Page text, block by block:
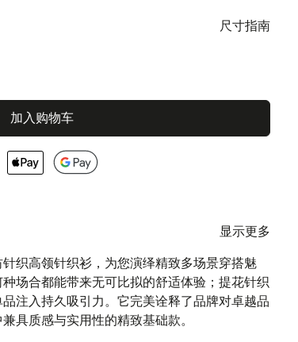
尺寸指南
加入购物车
显示更多
织高领针织衫，为您演绎精致多场景穿搭魅
场合都能带来无可比拟的舒适体验；提花针织
注入持久吸引力。它完美诠释了品牌对卓越品
具质感与实用性的精致基础款。